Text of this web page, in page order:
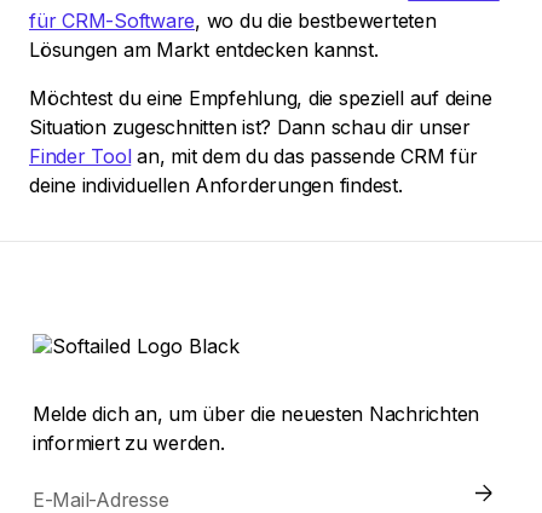
für CRM-Software, wo du die bestbewerteten
Lösungen am Markt entdecken kannst.
Möchtest du eine Empfehlung, die speziell auf deine
Situation zugeschnitten ist? Dann schau dir unser
Finder Toolan, mit dem du das passende CRM für
deine individuellen Anforderungen findest.
Melde dich an, um über die neuesten Nachrichten
informiert zu werden.
E-Mail-Adresse